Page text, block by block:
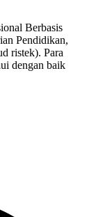
Berbasis
Pendidikan,
ristek). Para
dengan baik